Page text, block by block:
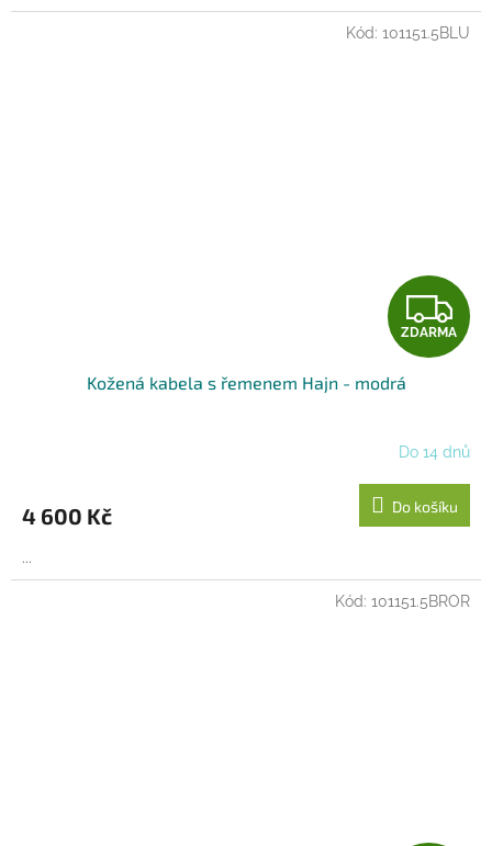
Z
D
R
M
A
ZDARMA
Kožená kabela s řemenem Hajn - modrá
Do 14 dnů
4 600 Kč Do košíku
...
Kód: 101151.5BLU
Kód: 101151.5BROR